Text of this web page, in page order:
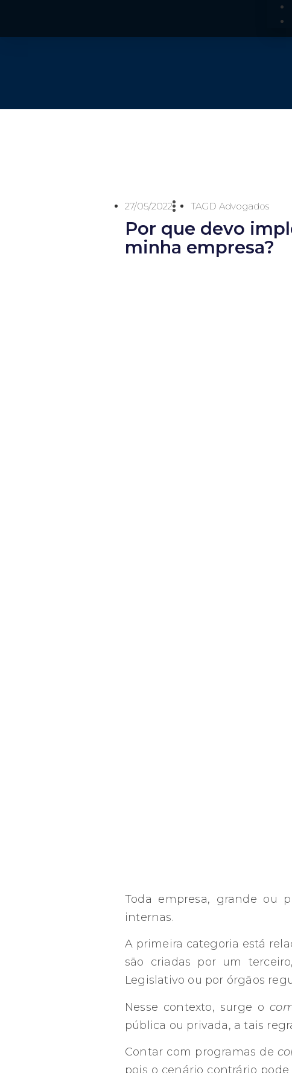
27/05/2022 TAGD Advogados
Por que devo
minha empresa?
Toda empresa, grande ou
internas.
A primeira categoria está
são criadas por um
Legislativo ou por órgãos
Nesse contexto, surge o
pública ou privada, a tais
Contar com programas de
pois o cenário contrário